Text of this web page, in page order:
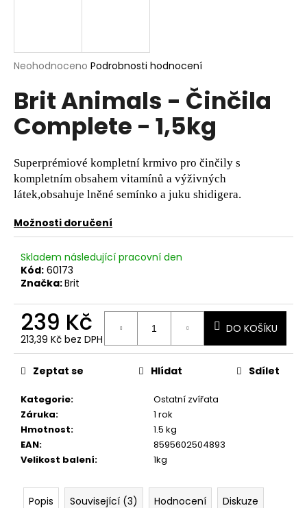
Průměrné
produktu
je
0,0
z
hvězdiček.
Neohodnoceno Podrobnosti hodnocení
Brit Animals - Činčila
Complete - 1,5kg
Superprémiové kompletní krmivo pro činčily s
kompletním obsahem vitamínů a výživných
látek,obsahuje lněné semínko a juku shidigera.
Možnosti doručení
Skladem následující pracovní den
Kód: 60173
Značka:Brit
239 Kč
213,39 Kč bez DPH
Měrná
cena:
DO KOŠÍKU
Kategorie:
Ostatní zvířata
Záruka:
1 rok
Hmotnost:
1.5 kg
EAN:
8595602504893
Velikost balení: 1kg
Zeptat se Hlídat Sdílet
Popis Související (3) Hodnocení Diskuze
í
t
?
HLEDAT
D
o
p
o
č
u
e
m